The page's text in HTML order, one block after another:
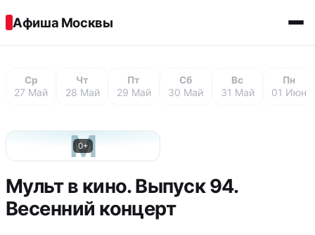
Афиша Москвы
Ср
27 Май
Чт
28 Май
Пт
29 Май
Сб
30 Май
Вс
31 Май
Пн
01 Июн
М
0+
Мульт в кино. Выпуск 94.
Весенний концерт